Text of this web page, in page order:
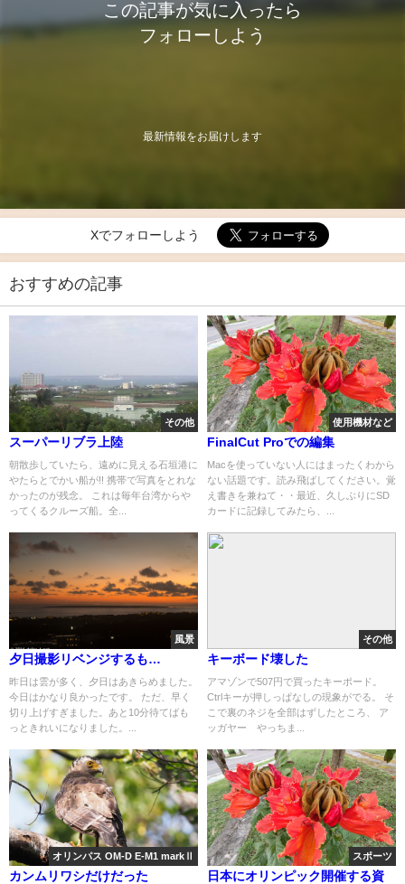
この記事が気に入ったら
フォローしよう
最新情報をお届けします
Xでフォローしよう
おすすめの記事
その他
スーパーリブラ上陸
朝散歩していたら、遠めに見える石垣港に
やたらとでかい船が!! 携帯で写真をとれな
かったのが残念。 これは毎年台湾からや
ってくるクルーズ船。全...
使用機材など
FinalCut Proでの編集
Macを使っていない人にはまったくわから
ない話題です。読み飛ばしてください。覚
え書きを兼ねて・・最近、久しぶりにSD
カードに記録してみたら、...
風景
夕日撮影リベンジするも…
昨日は雲が多く、夕日はあきらめました。
今日はかなり良かったです。 ただ、早く
切り上げすぎました。あと10分待てばも
っときれいになりました。...
その他
キーボード壊した
アマゾンで507円で買ったキーポード。
Ctrlキーが押しっぱなしの現象がでる。 そ
こで裏のネジを全部はずしたところ、 ア
ッガヤー やっちま...
オリンパス OM-D E-M1 markⅡ
カンムリワシだけだった
スポーツ
日本にオリンピック開催する資